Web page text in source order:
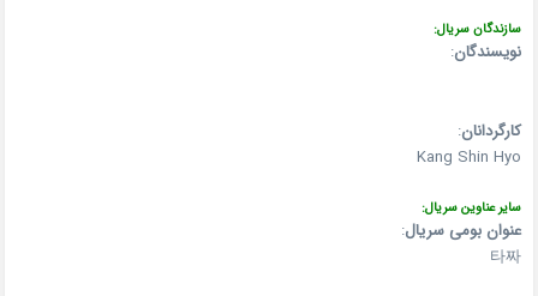
سازندگان سریال:
نویسندگان:
کارگردانان:
Kang Shin Hyo
سایر عناوین سریال:
عنوان بومی سریال:
타짜